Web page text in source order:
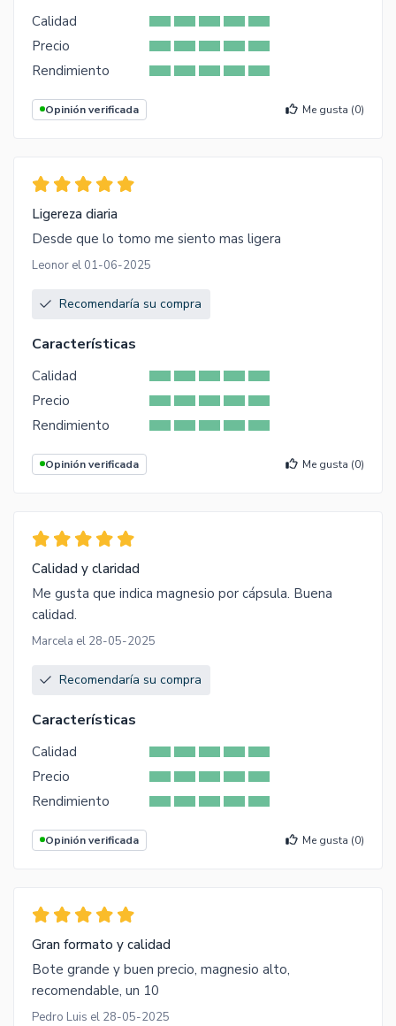
Calidad
Precio
Rendimiento
Opinión verificada Me gusta (0)
Ligereza diaria
Desde que lo tomo me siento mas ligera
Leonor el 01-06-2025
Recomendaría su compra
Características
Calidad
Precio
Rendimiento
Opinión verificada Me gusta (0)
Calidad y claridad
Me gusta que indica magnesio por cápsula. Buena
calidad.
Marcela el 28-05-2025
Recomendaría su compra
Características
Calidad
Precio
Rendimiento
Opinión verificada Me gusta (0)
Gran formato y calidad
Bote grande y buen precio, magnesio alto,
recomendable, un 10
Pedro Luis el 28-05-2025